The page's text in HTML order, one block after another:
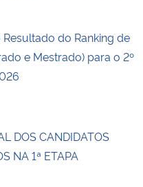
do Ranking de
e Mestrado) para o 2º
DOS CANDIDATOS
NA 1ª ETAPA